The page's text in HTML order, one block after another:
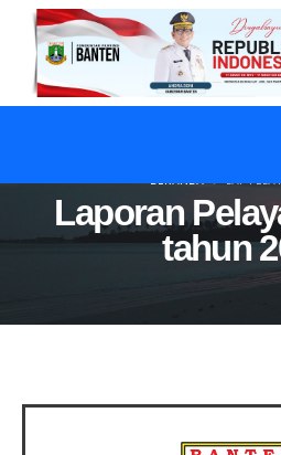
Laporan
tahun
BERANDA LAP